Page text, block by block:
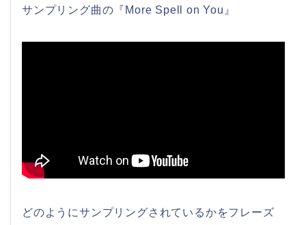
サンプリング曲の『More Spell on You』
どのようにサンプリングされているかをフレーズ